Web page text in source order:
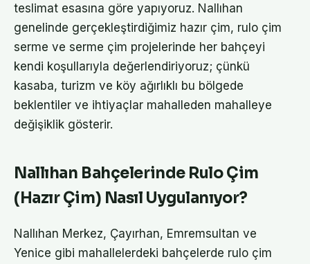
teslimat esasına göre yapıyoruz. Nallıhan
genelinde gerçekleştirdiğimiz hazır çim, rulo çim
serme ve serme çim projelerinde her bahçeyi
kendi koşullarıyla değerlendiriyoruz; çünkü
kasaba, turizm ve köy ağırlıklı bu bölgede
beklentiler ve ihtiyaçlar mahalleden mahalleye
değişiklik gösterir.
Nallıhan Bahçelerinde Rulo Çim
(Hazır Çim) Nasıl Uygulanıyor?
Nallıhan Merkez, Çayırhan, Emremsultan ve
Yenice gibi mahallelerdeki bahçelerde rulo çim